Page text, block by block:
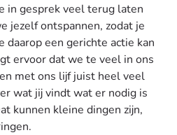
in gesprek veel terug laten
jezelf ontspannen, zodat je
daarop een gerichte actie kan
ervoor dat we te veel in ons
met ons lijf juist heel veel
wat jij vindt wat er nodig is
kunnen kleine dingen zijn,